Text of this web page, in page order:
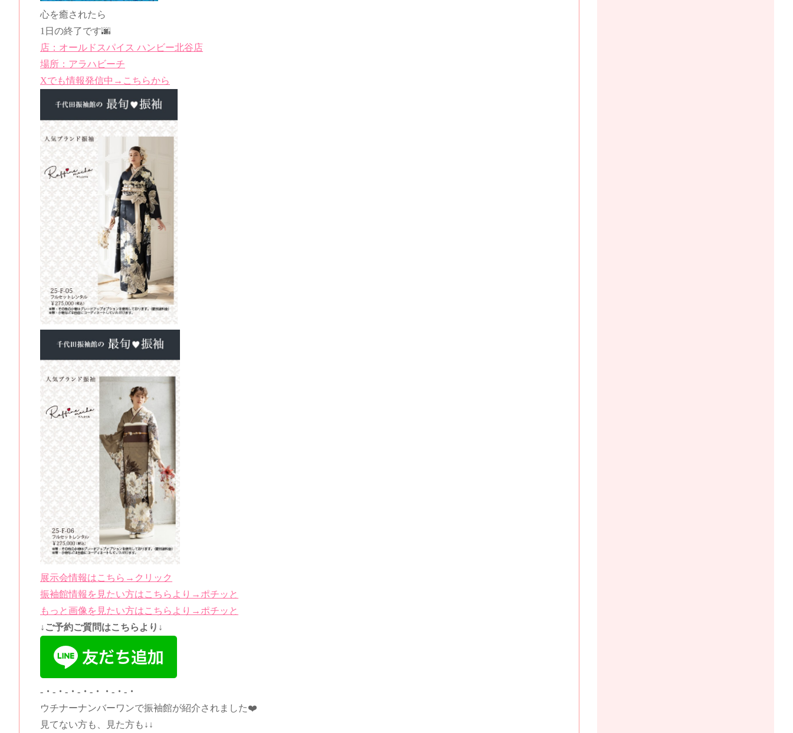
心を癒されたら
1日の終了です🌆
店： オールドスパイス ハンビー北谷店
場所：アラハビーチ
Xでも情報発信中→こちらから
展示会情報はこちら→クリック
振袖館情報を見たい方はこちらより→ポチッと
もっと画像を見たい方はこちらより→ポチッと
↓ご予約ご質問はこちらより↓
-・-・-・-・-・・-・-・
ウチナーナンバーワンで振袖館が紹介されました❤️
見てない方も、見た方も↓↓